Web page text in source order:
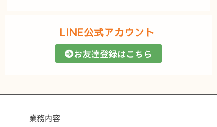
LINE公式アカウント
お友達登録はこちら
業務内容